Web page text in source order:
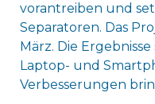
vorantreiben und
Separatoren. Das
März. Die
Laptop- und
Verbesserungen